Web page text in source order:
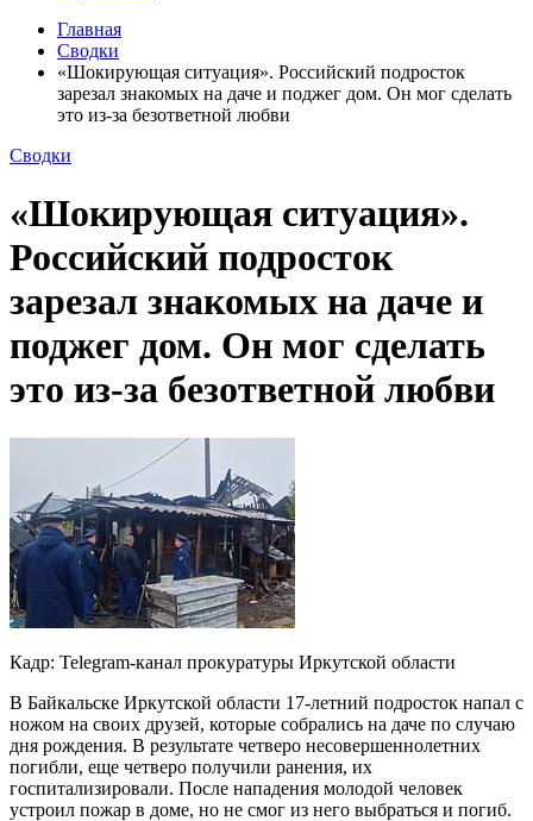
Главная
Сводки
«Шокирующая ситуация». Российский подросток
зарезал знакомых на даче и поджег дом. Он мог сделать
это из-за безответной любви
Сводки
«Шокирующая ситуация».
Российский подросток
зарезал знакомых на даче и
поджег дом. Он мог сделать
это из-за безответной любви
Кадр: Telegram-канал прокуратуры Иркутской области
В Байкальске Иркутской области 17-летний подросток напал с
ножом на своих друзей, которые собрались на даче по случаю
дня рождения. В результате четверо несовершеннолетних
погибли, еще четверо получили ранения, их
госпитализировали. После нападения молодой человек
устроил пожар в доме, но не смог из него выбраться и погиб.